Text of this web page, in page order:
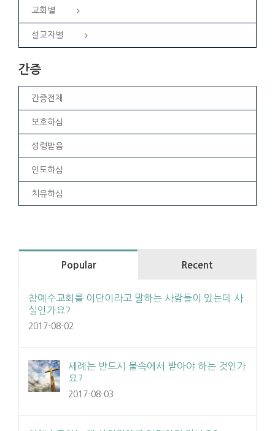
교회별
설교자별
간증
간증전체
보호하심
성령받음
인도하심
치유하심
Popular Recent
참예수교회를 이단이라고 말하는 사람들이 있는데 사
실인가요?
2017-08-02
세례는 반드시 물속에서 받아야 하는 것인가
요?
2017-08-03